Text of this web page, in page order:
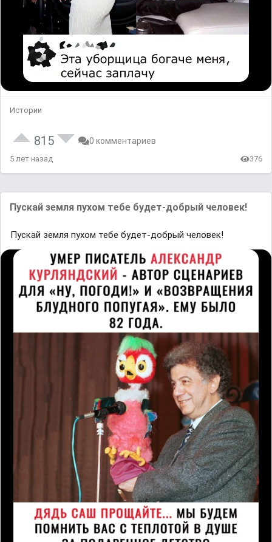
Истории
815 0 комментариев
5 лет назад 376
Пускай земля пухом тебе будет-добрый человек!
Пускай земля пухом тебе будет-добрый человек!